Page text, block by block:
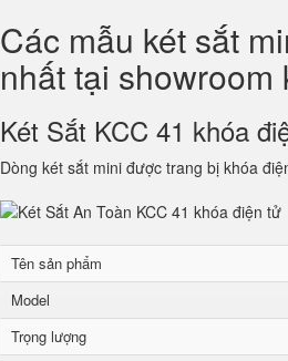
Các mẫu két sắt
nhất tại showroom
Két Sắt KCC 41 khóa
Dòng két sắt mini được trang bị khóa
Tên sản phẩm
Model
Trọng lượng